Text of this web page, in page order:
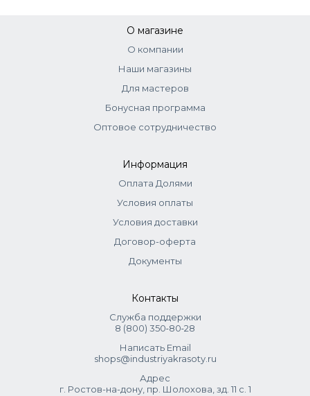
О магазине
О компании
Наши магазины
Для мастеров
Бонусная программа
Оптовое сотрудничество
Информация
Оплата Долями
Условия оплаты
Условия доставки
Договор-оферта
Документы
Контакты
Служба поддержки
8 (800) 350‑80‑28
Написать Email
shops@industriyakrasoty.ru
Адрес
г. Ростов-на-дону, пр. Шолохова, зд. 11 с. 1